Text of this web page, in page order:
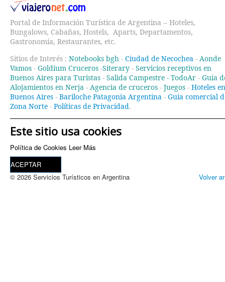
Portal de Información Turística de Argentina -- Hoteles,
Bungalows, Cabañas, Hostels, Aparts, Departamentos,
Gastronomía, Restaurantes, etc.
Sitios de Interés : Notebooks bgh - Ciudad de Necochea - Aonde
Vamos - Goldium Cruceros -Siterary - Servicios receptivos en
Buenos Aires para Turistas - Salida Campestre - TodoAr - Guia
Alojamientos en Nerja - Agencia de cruceros - Juegos - Hoteles en
Buenos Aires - Bariloche Patagonia Argentina - Guia comercial
Zona Norte - Políticas de Privacidad.
Este sitio usa cookies
Política de Cookies Leer Más
ACEPTAR
Volver
© 2026 Servicios Turísticos en Argentina